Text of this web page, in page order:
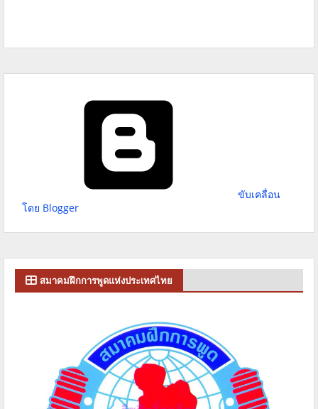
ขับเคลื่อน
โดย Blogger
สมาคมฝึกการพูดแห่งประเทศไทย